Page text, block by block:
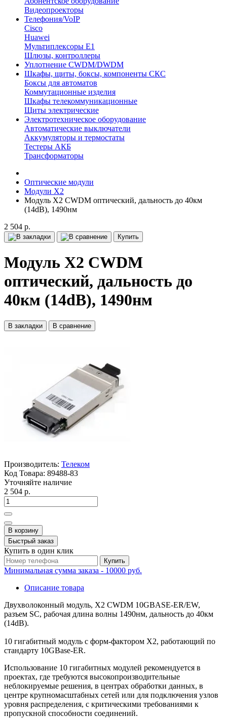
Видеопроекторы
Телефония/VoIP
Cisco
Huawei
Мультиплексоры E1
Шлюзы, контроллеры
Уплотнение CWDM/DWDM
Шкафы, щиты, боксы, компоненты СКС
Боксы для автоматов
Коммутационные изделия
Шкафы телекоммуникационные
Щиты электрические
Электротехническое оборудование
Автоматические выключатели
Аккумуляторы и термостаты
Тестеры АКБ
Трансформаторы
Оптические модули
Модули X2
Модуль X2 CWDM оптический, дальность до 40км
(14dB), 1490нм
2 504 р.
Купить
Модуль X2 CWDM
оптический, дальность до
40км (14dB), 1490нм
В закладки В сравнение
Производитель: Телеком
Код Товара: 89488-83
Уточняйте наличие
2 504 р.
В корзину
Быстрый заказ
Купить в один клик
Купить
Минимальная сумма заказа - 10000 руб.
Описание товара
Двухволоконный модуль, X2 CWDM 10GBASE-ER/EW,
разъем SC, рабочая длина волны 1490нм, дальность до 40км
(14dB).
10 гигабитный модуль с форм-фактором X2, работающий по
стандарту 10GBase-ER.
Использование 10 гигабитных модулей рекомендуется в
проектах, где требуются высокопроизводительные
неблокируемые решения, в центрах обработки данных, в
центре крупномасштабных сетей или для подключения узлов
уровня распределения, с критическими требованиями к
пропускной способности соединений.